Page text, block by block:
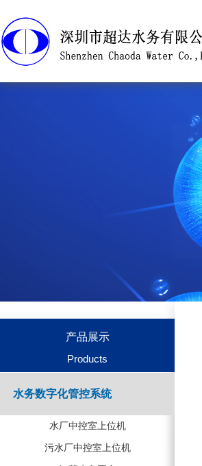
产品展示
Products
水务数字化管控系统
水厂中控室上位机
污水厂中控室上位机